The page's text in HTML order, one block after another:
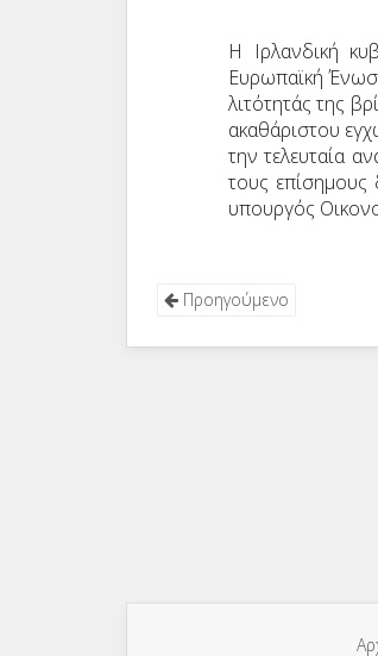
Η Ιρλανδική
Ευρωπαϊκή
λιτότητάς της
ακαθάριστου
την τελευταία
τους επίσημους
υπουργός
Προηγούμενο